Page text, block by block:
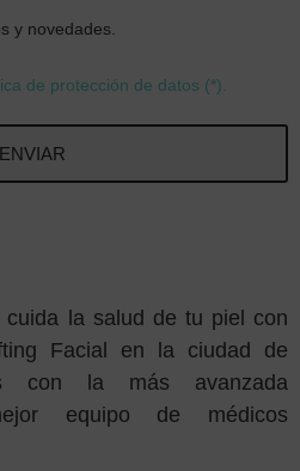
y novedades.
de protección de datos (*).
ENVIAR
la salud de tu piel con
Facial en la ciudad de
con la más avanzada
equipo de médicos